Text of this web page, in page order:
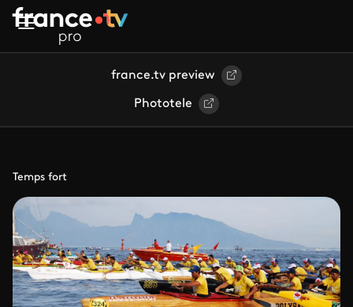
Aller au contenu principal
france.tv preview
Phototele
Temps fort